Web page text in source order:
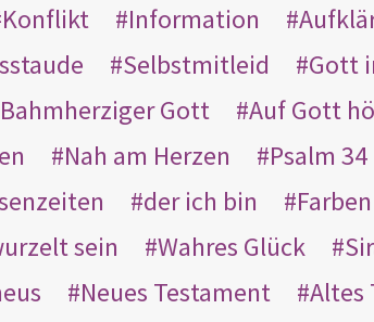
Konflikt Information
Selbstmitleid
Gott
Bahmherziger Gott Auf Gott
Nah am Herzen Psalm 34
der ich bin Farben
sein Wahres Glück
Neues Testament Altes